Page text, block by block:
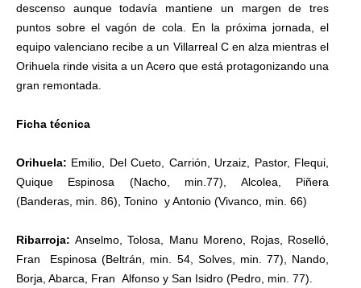
descenso aunque todavía mantiene un margen de tres
puntos sobre el vagón de cola. En la próxima jornada, el
equipo valenciano recibe a un Villarreal C en alza mientras el
Orihuela rinde visita a un Acero que está protagonizando una
gran remontada.
Ficha técnica
Orihuela: Emilio, Del Cueto, Carrión, Urzaiz, Pastor, Flequi,
Quique Espinosa (Nacho, min.77), Alcolea, Piñera
(Banderas, min. 86), Tonino y Antonio (Vivanco, min. 66)
Ribarroja:Anselmo, Tolosa, Manu Moreno, Rojas, Roselló,
Fran Espinosa (Beltrán, min. 54, Solves, min. 77), Nando,
Borja, Abarca, Fran Alfonso y San Isidro (Pedro, min. 77).